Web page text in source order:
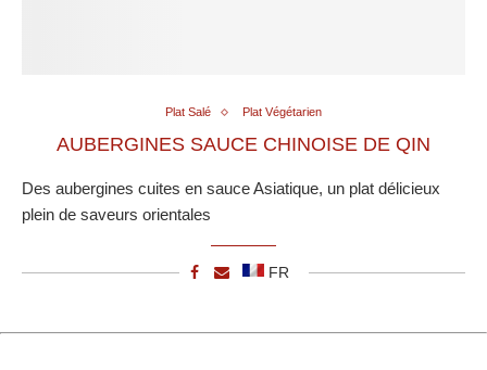
Plat Salé Plat Végétarien
AUBERGINES SAUCE CHINOISE DE QIN
Des aubergines cuites en sauce Asiatique, un plat délicieux
plein de saveurs orientales
FR